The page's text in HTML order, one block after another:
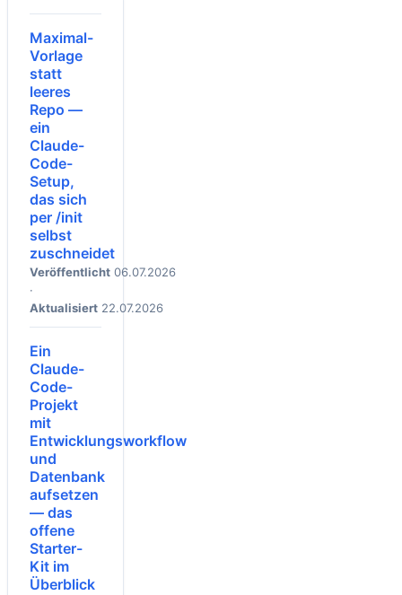
Maximal-
Vorlage
statt
leeres
Repo —
ein
Claude-
Code-
Setup,
das sich
per /init
selbst
zuschneidet
Veröffentlicht 06.07.2026
·
Aktualisiert 22.07.2026
Ein
Claude-
Code-
Projekt
mit
Entwicklungsworkflow
und
Datenbank
aufsetzen
— das
offene
Starter-
Kit im
Überblick